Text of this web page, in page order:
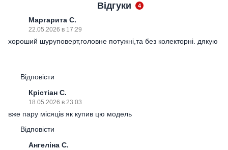
Відгуки 4
Маргарита С.
22.05.2026 в 17:29
хороший шуруповерт,головне потужні,та без колекторні. дякую
Відповісти
Крістіан С.
18.05.2026 в 23:03
вже пару місяців як купив цю модель
Відповісти
Ангеліна С.